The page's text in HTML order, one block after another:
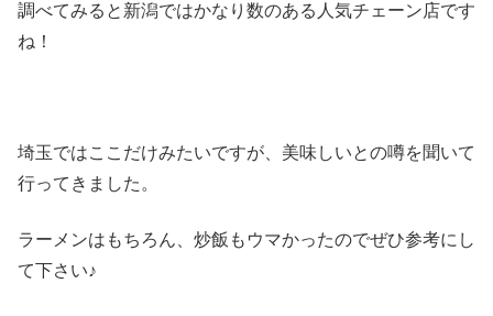
調べてみると新潟ではかなり数のある人気チェーン店です
ね！
埼玉ではここだけみたいですが、美味しいとの噂を聞いて
行ってきました。
ラーメンはもちろん、炒飯もウマかったのでぜひ参考にし
て下さい♪